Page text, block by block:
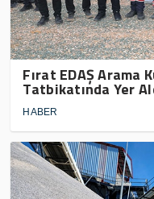
Fırat EDAŞ Arama
Tatbikatında Yer
HABER